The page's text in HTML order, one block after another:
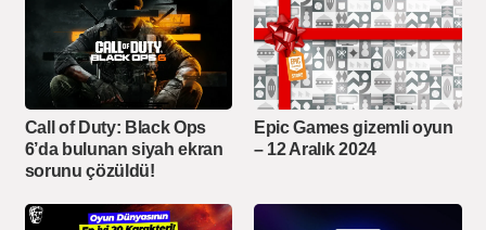
Call of Duty: Black Ops
6’da bulunan siyah ekran
sorunu çözüldü!
Epic Games gizemli oyun
– 12 Aralık 2024